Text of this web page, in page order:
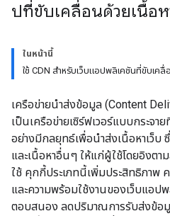
ปที่ขับเคลื่อนด้วยเนื้อห
ในหน้านี้
ใช้ CDN สำหรับเว็บแอปพลิเคชันที่ขับเคลื่
เครือข่ายนำส่งข้อมูล (Content
เป็นเครือข่ายเซิร์ฟเวอร์แบบกระจ
อย่างมีกลยุทธ์เพื่อนำส่งเนื้อหาเว็บ
และเนื้อหาอื่นๆ ให้แก่ผู้ใช้โดยอิงต
ใช้ คุกกี้ประเภทนี้เพิ่มประสิทธิภาพ
และความพร้อมใช้งานของเว็บแอปพ
ตอบสนอง ลดปริมาณการรับส่งข้อมู